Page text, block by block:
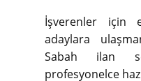
İşverenler için
adaylara
Sabah ilan
profesyonelce